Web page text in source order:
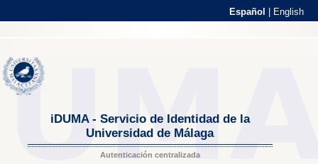
Español English
iDUMA - Servicio de Identidad de la
Universidad de Málaga
Autenticación centralizada